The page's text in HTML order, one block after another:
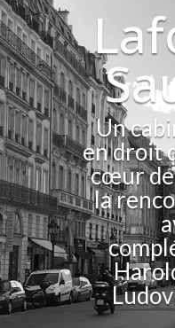
Un
en droit
cœur de
la